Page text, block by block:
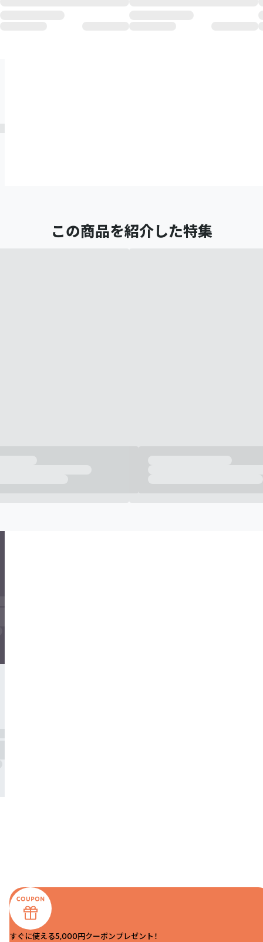
この商品を紹介した特集
すぐに使える5,000円クーポンプレゼント！